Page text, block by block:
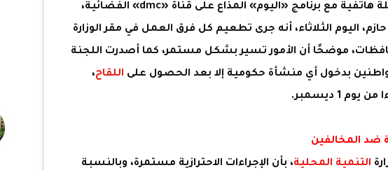
وأضاف «قاسم»، مداخلة هاتفية مع برنامج «اليوم» المذاع على قناة «dmc» الفضائية،
اليوم الثلاثاء، أنه جرى تطعيم كل فرق العمل في مقر الوزارة
موضحًا أن الأمور تسير بشكل مستمر، كما أصدرت اللجنة
بدخول أي منشأة حكومية إلا بعد الحصول على اللقاح،
1 ديسمبر.
ضد المخالفين
التنمية المحلية، بأن الإجراءات الاحترازية مستمرة، وبالنسبة